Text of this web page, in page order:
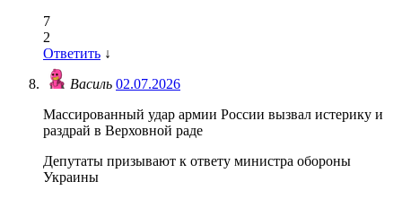
7
2
Ответить ↓
Василь 02.07.2026
Массированный удар армии России вызвал истерику и
раздрай в Верховной раде
Депутаты призывают к ответу министра обороны
Украины